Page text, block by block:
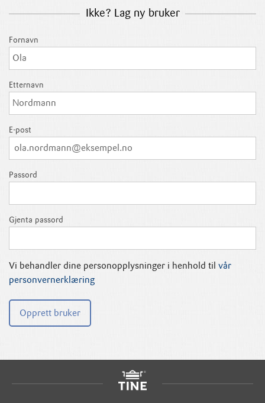
Ikke? Lag ny bruker
Fornavn
Etternavn
E-post
Passord
Gjenta passord
Vi behandler dine personopplysninger i henhold til vår
personvernerklæring